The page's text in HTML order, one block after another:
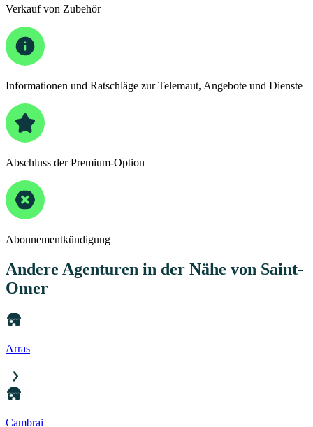
Verkauf von Zubehör
Informationen und Ratschläge zur Telemaut, Angebote und Dienste
Abschluss der Premium-Option
Abonnementkündigung
Andere Agenturen in der Nähe von Saint-
Omer
Arras
Cambrai